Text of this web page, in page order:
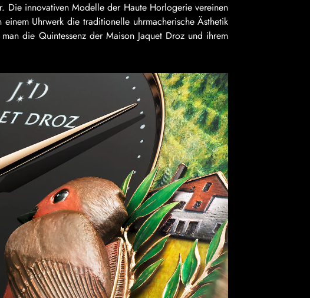
Die innovativen Modelle der Haute Horlogerie vereinen
Uhrwerk die traditionelle uhrmacherische Ästhetik
die Quintessenz der Maison Jaquet Droz und ihrem